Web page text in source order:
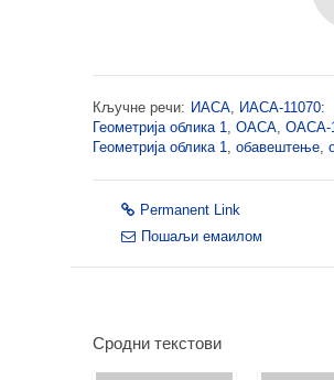
Кључне речи: ИАСА, ИАСА-11070:
Геометрија облика 1, ОАСА, ОАСА-
Геометрија облика 1, обавештење,
Permanent Link
Пошаљи емаилом
Сродни текстови